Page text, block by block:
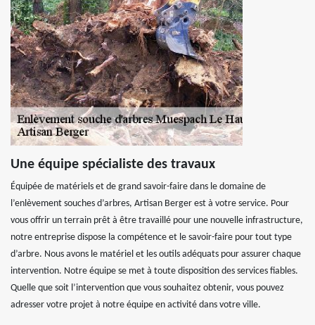
Une équipe spécialiste des travaux
Équipée de matériels et de grand savoir-faire dans le domaine de
l’enlèvement souches d’arbres, Artisan Berger est à votre service. Pour
vous offrir un terrain prêt à être travaillé pour une nouvelle infrastructure,
notre entreprise dispose la compétence et le savoir-faire pour tout type
d’arbre. Nous avons le matériel et les outils adéquats pour assurer chaque
intervention. Notre équipe se met à toute disposition des services fiables.
Quelle que soit l’intervention que vous souhaitez obtenir, vous pouvez
adresser votre projet à notre équipe en activité dans votre ville.